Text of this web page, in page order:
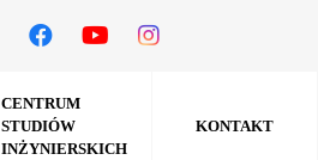
CENTRUM
STUDIÓW
INŻYNIERSKICH
KONTAKT